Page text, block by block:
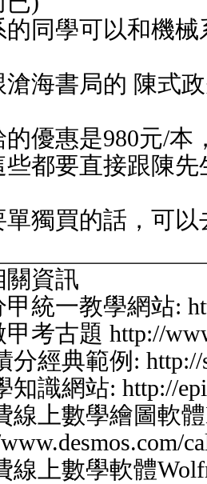
的同學可以和機
海書局的 陳式
優惠是980元/本
些都要直接跟陳先
單獨買的話，可
關資訊
統一教學網站:
考古題 http://
經典範例: http://
識網站: http://
上數學繪圖軟體
上數學軟體